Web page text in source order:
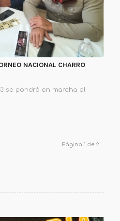
NACIONAL CHARRO
se pondrá en marcha el
Página 1 de 2